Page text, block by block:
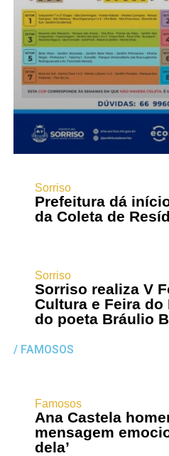
Sorriso
Prefeitura dá
da Coleta de
Sorriso
Sorriso realiza V
Cultura e Feira do
do poeta Bráulio
/ FAMOSOS
Famosos
Ana Castela
mensagem
dela’